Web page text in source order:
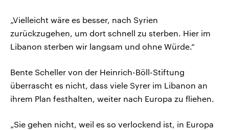
„Vielleicht wäre es besser, nach Syrien
zurückzugehen, um dort schnell zu sterben. Hier im
Libanon sterben wir langsam und ohne Würde.“
Bente Scheller von der Heinrich-Böll-Stiftung
überrascht es nicht, dass viele Syrer im Libanon an
ihrem Plan festhalten, weiter nach Europa zu fliehen.
„Sie gehen nicht, weil es so verlockend ist, in Europa